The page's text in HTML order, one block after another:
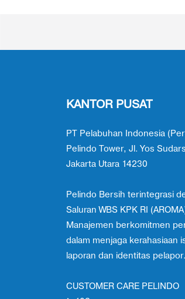
KANTOR PUSAT
PT Pelabuhan Indonesia
Pelindo Tower, Jl. Yos
Jakarta Utara 14230
Pelindo Bersih terintegrasi
Saluran WBS KPK RI
Manajemen berkomitmen
dalam menjaga kerahasiaan
laporan dan identitas pelapor.
CUSTOMER CARE PELINDO